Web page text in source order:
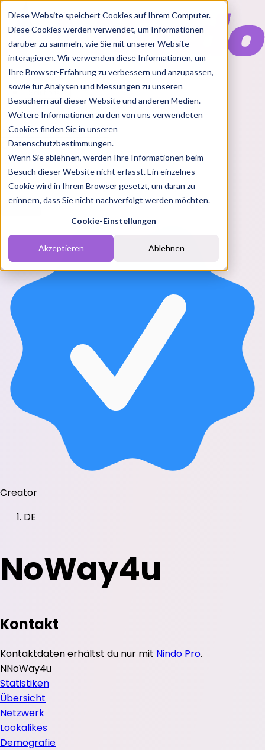
Diese Website speichert Cookies auf Ihrem Computer.
Diese Cookies werden verwendet, um Informationen
darüber zu sammeln, wie Sie mit unserer Website
interagieren. Wir verwenden diese Informationen, um
Ihre Browser-Erfahrung zu verbessern und anzupassen,
sowie für Analysen und Messungen zu unseren
Besuchern auf dieser Website und anderen Medien.
Weitere Informationen zu den von uns verwendeten
Cookies finden Sie in unseren
Datenschutzbestimmungen.
Wenn Sie ablehnen, werden Ihre Informationen beim
Besuch dieser Website nicht erfasst. Ein einzelnes
Cookie wird in Ihrem Browser gesetzt, um daran zu
erinnern, dass Sie nicht nachverfolgt werden möchten.
Cookie-Einstellungen
Akzeptieren Ablehnen
Features
Solutions
BlogChartsRabatt CodesPakete
Login
Creator
DE
NoWay4u
Kontakt
Kontaktdaten erhältst du nur mit Nindo Pro.
NNoWay4u
Statistiken
Übersicht
Netzwerk
Lookalikes
Demografie